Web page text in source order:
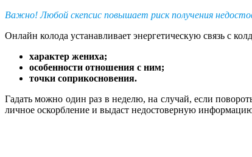
Важно! Любой скепсис повышает риск получения
Онлайн колода устанавливает энергетическую связь с
характер жениха;
особенности отношения с ним;
точки соприкосновения.
Гадать можно один раз в неделю, на случай, если
личное оскорбление и выдаст недостоверную